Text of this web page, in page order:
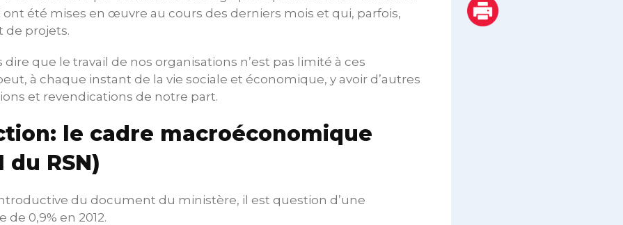
été mises en œuvre au cours des derniers mois et qui, parfois,
de projets.
dire que le travail de nos organisations n’est pas limité à ces
à chaque instant de la vie sociale et économique, y avoir d’autres
et revendications de notre part.
le cadre macroéconomique
du RSN)
du document du ministère, il est question d’une
de 0,9% en 2012.